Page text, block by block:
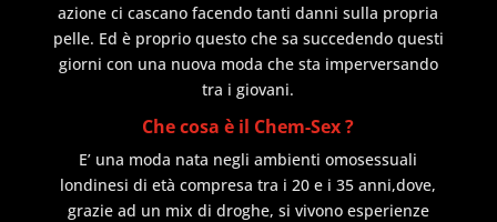
azione ci cascano facendo tanti danni sulla propria
pelle. Ed è proprio questo che sa succedendo questi
giorni con una nuova moda che sta imperversando
tra i giovani.
Che cosa è il Chem-Sex ?
E’ una moda nata negli ambienti omosessuali
londinesi di età compresa tra i 20 e i 35 anni,dove,
grazie ad un mix di droghe, si vivono esperienze